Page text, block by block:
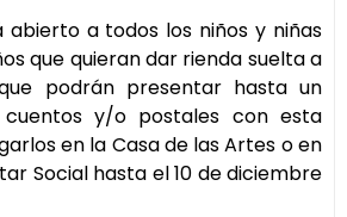
a todos los niños y niñas
que quieran dar rienda suelta a
podrán presentar hasta un
y/o postales con esta
en la Casa de las Artes o en
Social hasta el 10 de diciembre